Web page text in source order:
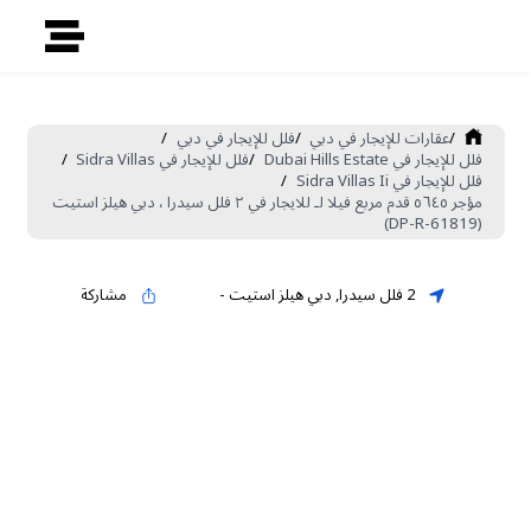
/عقارات للإيجار في دبي /فلل للإيجار في دبي /
فلل للإيجار في Dubai Hills Estate /فلل للإيجار في Sidra Villas /
فلل للإيجار في Sidra Villas Ii /
مؤجر ٥٦٤٥ قدم مربع فيلا لـ للايجار في ٢ فلل سيدرا ، دبي هيلز استيت
(DP-R-61819)
2 فلل سيدرا ,دبي هيلز استيت- مشاركة